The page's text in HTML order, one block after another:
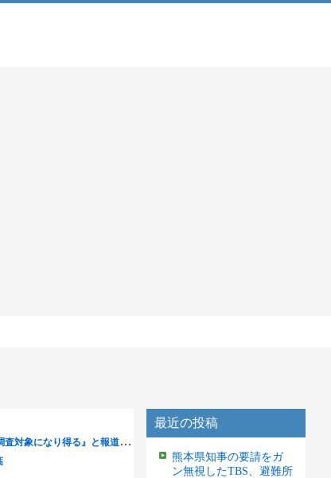
最近の投稿
熊本県知事の要請をガ
ン無視したTBS、避難所